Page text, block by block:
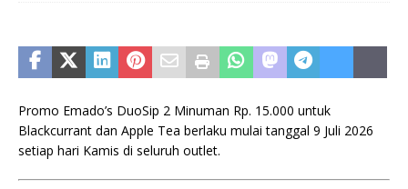
Promo Emado’s DuoSip 2 Minuman Rp. 15.000 untuk
Blackcurrant dan Apple Tea berlaku mulai tanggal 9 Juli 2026
setiap hari Kamis di seluruh outlet.